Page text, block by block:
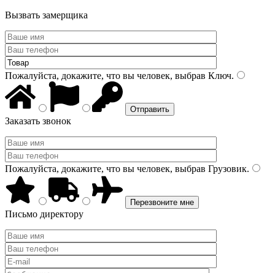
Вызвать замерщика
Пожалуйста, докажите, что вы человек, выбрав Ключ.
Заказать звонок
Пожалуйста, докажите, что вы человек, выбрав Грузовик.
Письмо директору